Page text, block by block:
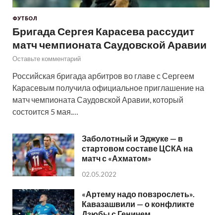
ФУТБОЛ
Бригада Сергея Карасева рассудит
матч чемпионата Саудовской Аравии
Оставьте комментарий
Российская бригада арбитров во главе с Сергеем
Карасевым получила официальное приглашение на
матч чемпионата Саудовской Аравии, который
состоится 5 мая.…
Заболотный и Эджуке — в
стартовом составе ЦСКА на
матч с «Ахматом»
02.05.2022
«Артему надо повзрослеть».
Кавазашвили — о конфликте